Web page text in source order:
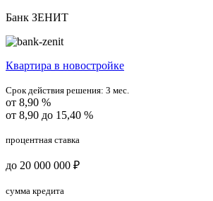
Банк ЗЕНИТ
Квартира в новостройке
Срок действия решения: 3 мес.
от 8,90 %
от 8,90 до 15,40 %
процентная ставка
до 20 000 000 ₽
сумма кредита